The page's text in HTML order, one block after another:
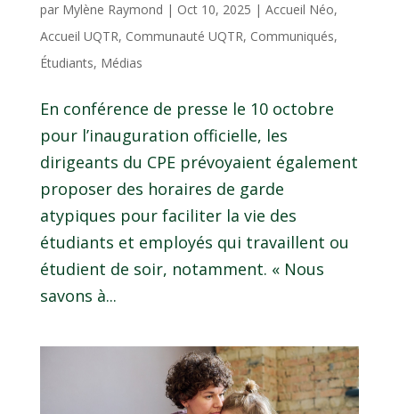
par Mylène Raymond | Oct 10, 2025 | Accueil Néo,
Accueil UQTR, Communauté UQTR, Communiqués,
Étudiants, Médias
En conférence de presse le 10 octobre
pour l’inauguration officielle, les
dirigeants du CPE prévoyaient également
proposer des horaires de garde
atypiques pour faciliter la vie des
étudiants et employés qui travaillent ou
étudient de soir, notamment. « Nous
savons à...